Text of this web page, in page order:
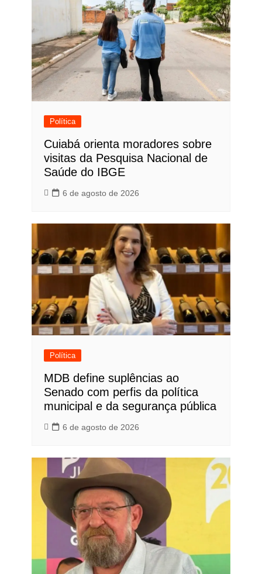
Política
Cuiabá orienta moradores sobre
visitas da Pesquisa Nacional de
Saúde do IBGE
6 de agosto de 2026
Política
MDB define suplências ao
Senado com perfis da política
municipal e da segurança pública
6 de agosto de 2026